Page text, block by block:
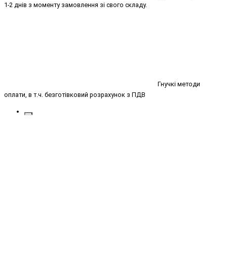
1-2 днів з моменту замовлення зі свого складу.
Гнучкі методи
оплати, в т.ч. безготівковий розрахунок з ПДВ